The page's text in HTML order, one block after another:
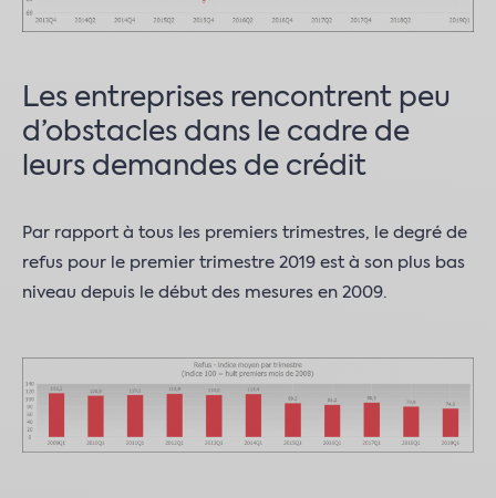
Les entreprises rencontrent peu
d’obstacles dans le cadre de
leurs demandes de crédit
Par rapport à tous les premiers trimestres, le degré de
refus pour le premier trimestre 2019 est à son plus bas
niveau depuis le début des mesures en 2009.